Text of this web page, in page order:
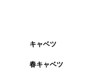
キャベツ
春キャベツ